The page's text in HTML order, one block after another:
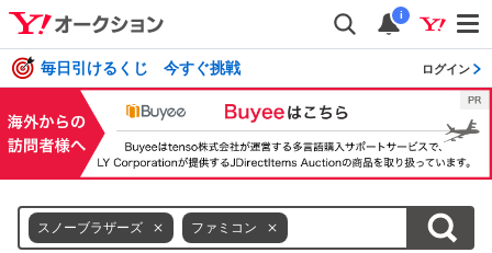
i
毎日引けるくじ 今すぐ挑戦 ログイン
スノーブラザーズ ファミコン